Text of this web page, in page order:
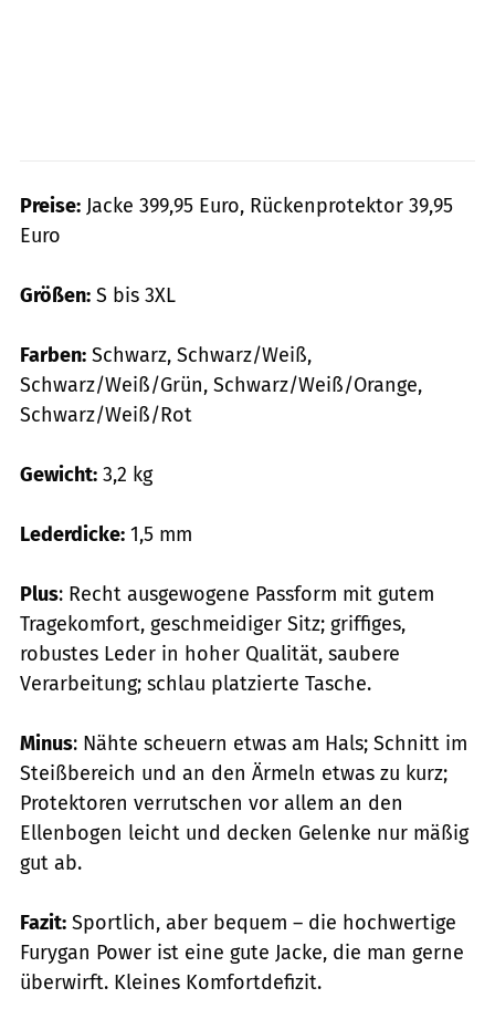
Preise: Jacke 399,95 Euro, Rückenprotektor 39,95
Euro
Größen: S bis 3XL
Farben: Schwarz, Schwarz/Weiß,
Schwarz/Weiß/Grün, Schwarz/Weiß/Orange,
Schwarz/Weiß/Rot
Gewicht: 3,2 kg
Lederdicke: 1,5 mm
Plus: Recht ausgewogene Passform mit gutem
Tragekomfort, geschmeidiger Sitz; griffiges,
robustes Leder in hoher Qualität, saubere
Verarbeitung; schlau platzierte Tasche.
Minus: Nähte scheuern etwas am Hals; Schnitt im
Steißbereich und an den ­Ärmeln etwas zu kurz;
Protektoren verrutschen vor allem an den
Ellenbogen leicht und decken Gelenke nur mäßig
gut ab.
Fazit: Sportlich, aber bequem – die hochwertige
Furygan Power ist eine gute Jacke, die man gerne
überwirft. Kleines Komfortdefizit.